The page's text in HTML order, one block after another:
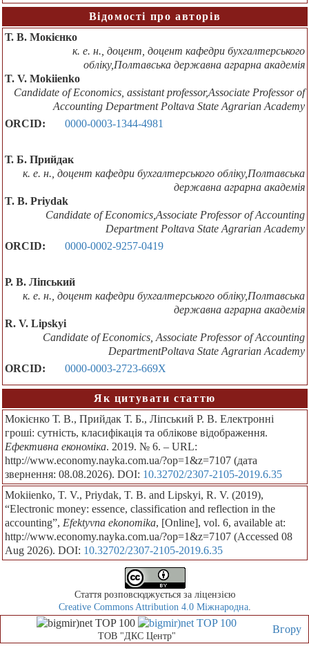
Відомості про авторів
Т. В. Мокієнко
к. е. н., доцент, доцент кафедри бухгалтерського
обліку,Полтавська державна аграрна академія
T. V. Mokiienko
Candidate of Economics, assistant professor,Associate Professor of
Accounting Department Poltava State Agrarian Academy
ORCID:
0000-0003-1344-4981
Т. Б. Прийдак
к. е. н., доцент кафедри бухгалтерського обліку,Полтавська
державна аграрна академія
T. B. Priydak
Candidate of Economics,Associate Professor of Accounting
Department Poltava State Agrarian Academy
ORCID:
0000-0002-9257-0419
Р. В. Ліпський
к. е. н., доцент кафедри бухгалтерського обліку,Полтавська
державна аграрна академія
R. V. Lipskyi
Candidate of Economics, Associate Professor of Accounting
DepartmentPoltava State Agrarian Academy
ORCID:
0000-0003-2723-669X
Як цитувати статтю
Мокієнко Т. В., Прийдак Т. Б., Ліпський Р. В. Електронні
гроші: сутність, класифікація та облікове відображення.
Ефективна економіка. 2019. № 6. – URL:
http://www.economy.nayka.com.ua/?op=1&z=7107 (дата
звернення: 08.08.2026). DOI: 10.32702/2307-2105-2019.6.35
Mokiienko, T. V., Priydak, T. B. and Lipskyi, R. V. (2019),
“Electronic money: essence, classification and reflection in the
accounting”, Efektyvna ekonomika, [Online], vol. 6, available at:
http://www.economy.nayka.com.ua/?op=1&z=7107 (Accessed 08
Aug 2026). DOI: 10.32702/2307-2105-2019.6.35
Стаття розповсюджується за ліцензією
Creative Commons Attribution 4.0 Міжнародна.
Вгору
ТОВ "ДКС Центр"